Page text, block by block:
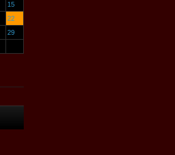
15
22
29